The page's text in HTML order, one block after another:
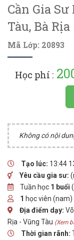
Cần Gia
Tàu, Bà
Mã Lớp: 20893
Học phí :
Không có nội
Tạo lúc: 13:44
Yêu cầu gia sư:
Tuần học 1 buổi
1 học viên (nam)
Địa điểm dạy:
Rịa - Vũng Tàu (Xem
Thời gian rãnh: